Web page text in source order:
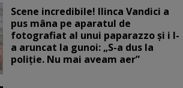
Scene incredibile! Ilinca Vandici a
pus mâna pe aparatul de
fotografiat al unui paparazzo și i l-
a aruncat la gunoi: „S-a dus la
poliție. Nu mai aveam aer”